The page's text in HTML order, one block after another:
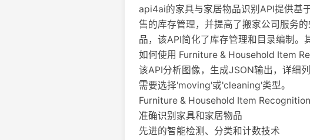
api4ai的家具与家居物品识别API提供基
售的库存管理，并提高了搬家公司服务
品，该API简化了库存管理和目录编制。
如何使用 Furniture & Household Item
该API分析图像，生成JSON输出，详细
需要选择'moving'或'cleaning'类型。
Furniture & Household Item
准确识别家具和家居物品
先进的智能检测、分类和计数技术